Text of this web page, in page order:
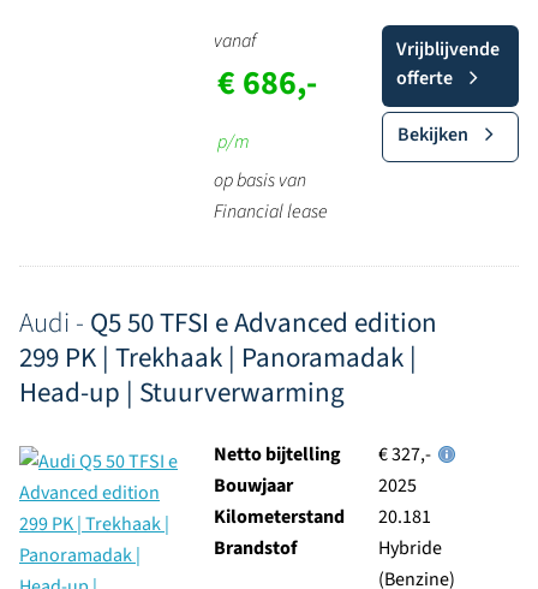
vanaf
€ 686,-
p/m
op basis van
Financial lease
Vrijblijvende
offerte
Bekijken
Audi - Q5 50 TFSI e Advanced edition
299 PK | Trekhaak | Panoramadak |
Head-up | Stuurverwarming
Netto bijtelling
€ 327,-
Bouwjaar
2025
Kilometerstand
20.181
Brandstof
Hybride
(Benzine)